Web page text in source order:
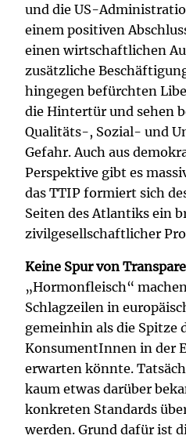
und die US-
einem positiven
einen wirtschaftlichen
zusätzliche
hingegen befürchten
die Hintertür und sehen
Qualitäts-, Sozial- und
Gefahr. Auch aus
Perspektive gibt es
das TTIP formiert sich
Seiten des Atlantiks ein
zivilgesellschaftlicher
Keine Spur von
„Hormonfleisch“
Schlagzeilen in
gemeinhin als die Spitze
KonsumentInnen in der
erwarten könnte.
kaum etwas darüber
konkreten Standards
werden. Grund dafür ist